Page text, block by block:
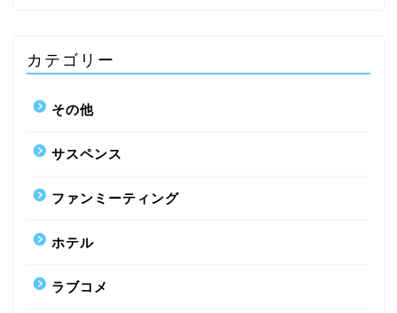
カテゴリー
その他
サスペンス
ファンミーティング
ホテル
ラブコメ